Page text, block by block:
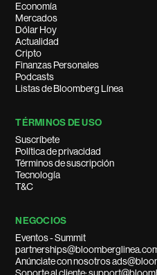
Economía
Mercados
Dólar Hoy
Actualidad
Cripto
Finanzas Personales
Podcasts
Listas de Bloomberg Línea
TÉRMINOS DE USO
Suscríbete
Política de privacidad
Términos de suscripción
Tecnología
T&C
NEGOCIOS
Eventos - Summit
Anúnciate con nosotros